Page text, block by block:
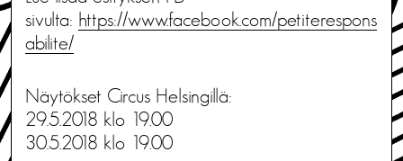
sivulta: https://www.facebook.com/petiterespons
abilite/
Näytökset Circus Helsingillä:
29.5.2018 klo 19.00
30.5.2018 klo 19.00